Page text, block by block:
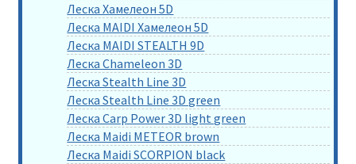
Леска Хамелеон 5D
Леска MAIDI Хамелеон 5D
Леска MAIDI STEALTH 9D
Леска Chameleon 3D
Леска Stealth Line 3D
Леска Stealth Line 3D green
Леска Carp Power 3D light green
Леска Maidi METEOR brown
Леска Maidi SCORPION black